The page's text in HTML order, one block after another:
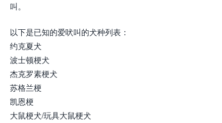
叫。
以下是已知的爱吠叫的犬种列表：
约克夏犬
波士顿梗犬
杰克罗素梗犬
苏格兰梗
凯恩梗
大鼠梗犬/玩具大鼠梗犬